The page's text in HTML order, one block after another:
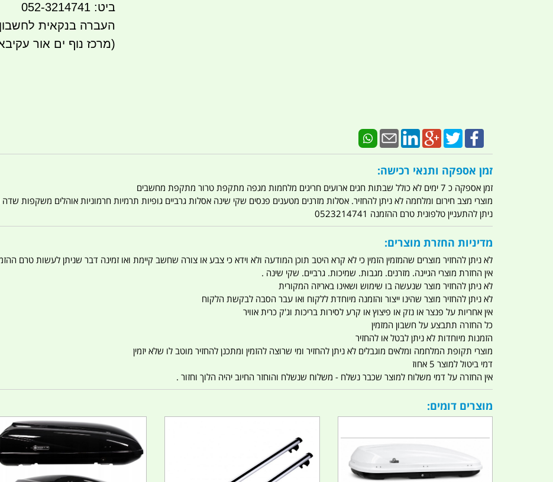
ביט: 052-3214741
(מרכז נוף ים אור
זמן אספקה ותנאי רכישה:
זמן אספקה כ 7 ימים לא כולל שבתות חגים ארועים חריגים מלחמות מגפה מתקפת טרור מתקפת מחשבים
מוצרי מצב חירום ומלחמה לא ניתן להחזיר. אסלות מזרנים מטענים פנסים שקי שינה אסלות גרביים גופיות תרמיות חרמוניות אוהלים משקפות
ניתן להתעניין טלפונית טרם ההזמנה 0523214741
מדיניות החזרת מוצרים:
לא ניתן להחזיר מוצרים שהמזמין הזמין כי לא קרא היטב תוכן המודעה ולא וידא כי צבע או צורה שחשב קיימת ואו זמינה דבר שניתן לעשות טרם
אין החזרת מוצרי הגיינה. מזרנים. מגבות. שמיכות. גרביים. שקי שינה .
לא ניתן להחזיר מוצר שנעשה בו שימוש ושאינו באריזה המקורית
לא ניתן להחזיר מוצר שהינו ייצור והזמנה מיוחדת ללקוח ואו עבר הסבה לבקשת הלקוח
אין אחריות על פנצר או נזק או פיצוץ או קרע לסירות בריכות וג'ק כרית אוויר
כל החזרה תתבצע על חשבון המזמין
הזמנות מיוחדות לא ניתן לבטל או להחזיר
מוצרי תקופת המלחמה ומלאים מוגבלים לא ניתן להחזיר ומי שרוצה להזמין ומתכנן להחזיר מוטב לו שלא יזמין
דמי ביטול למוצר 5 אחוז
אין החזרה על דמי משלוח למוצר שכבר נשלח - משלוח שנשלח והוחזר החיוב יהיה הלוך וחזור .
מוצרים דומים: